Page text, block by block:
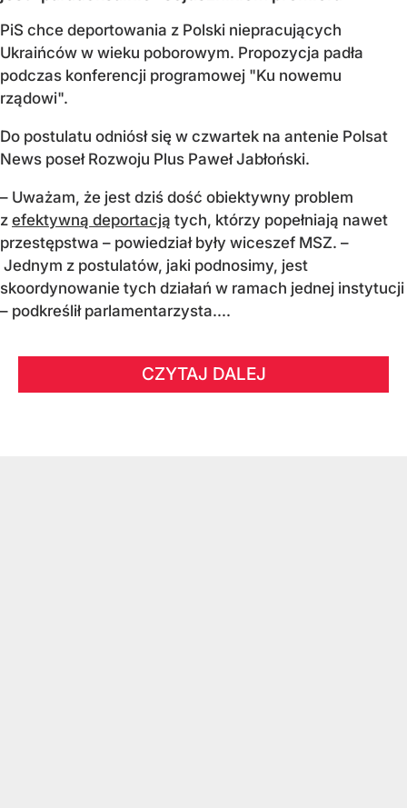
PiS chce deportowania z Polski niepracujących
Ukraińców w wieku poborowym. Propozycja padła
podczas konferencji programowej "Ku nowemu
rządowi".
Do postulatu odniósł się w czwartek na antenie Polsat
News poseł Rozwoju Plus Paweł Jabłoński.
– Uważam, że jest dziś dość obiektywny problem
z efektywną deportacją tych, którzy popełniają nawet
przestępstwa – powiedział były wiceszef MSZ. –
Jednym z postulatów, jaki podnosimy, jest
skoordynowanie tych działań w ramach jednej instytucji
– podkreślił parlamentarzysta....
CZYTAJ DALEJ